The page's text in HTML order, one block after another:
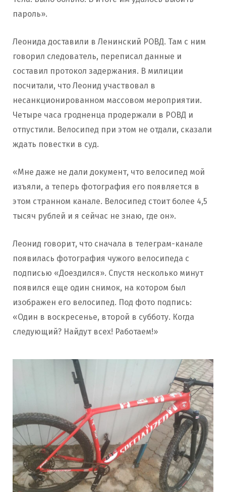
пароль».
Леонида доставили в Ленинский РОВД. Там с ним
говорил следователь, переписал данные и
составил протокол задержания. В милиции
посчитали, что Леонид участвовал в
несанкционированном массовом мероприятии.
Четыре часа гродненца продержали в РОВД и
отпустили. Велосипед при этом не отдали, сказали
ждать повестки в суд.
«Мне даже не дали документ, что велосипед мой
изъяли, а теперь фотография его появляется в
этом странном канале. Велосипед стоит более 4,5
тысяч рублей и я сейчас не знаю, где он».
Леонид говорит, что сначала в телеграм-канале
появилась фотография чужого велосипеда с
подписью «Доездился». Спустя несколько минут
появился еще один снимок, на котором был
изображен его велосипед. Под фото подпись:
«Один в воскресенье, второй в субботу. Когда
следующий? Найдут всех! Работаем!»